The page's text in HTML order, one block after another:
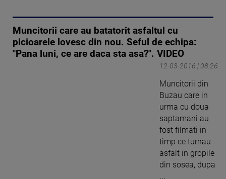
Muncitorii care au batatorit asfaltul cu
picioarele lovesc din nou. Seful de echipa:
"Pana luni, ce are daca sta asa?". VIDEO
12-03-2016 | 08:26
Muncitorii din
Buzau care in
urma cu doua
saptamani au
fost filmati in
timp ce turnau
asfalt in gropile
din sosea, dupa